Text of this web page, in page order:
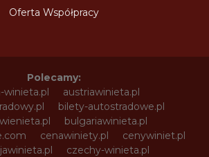
Oferta Współpracy
Polecamy:
winieta.pl
austriawinieta.pl
bilety-autostradowe.pl
bulgariawinieta.pl
cenawiniety.pl
cenywiniet.pl
czechy-winieta.pl